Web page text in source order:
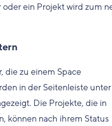
ein Projekt wird zum
die zu einem Space
in der Seitenleiste unter
Die Projekte, die in
können nach ihrem Status